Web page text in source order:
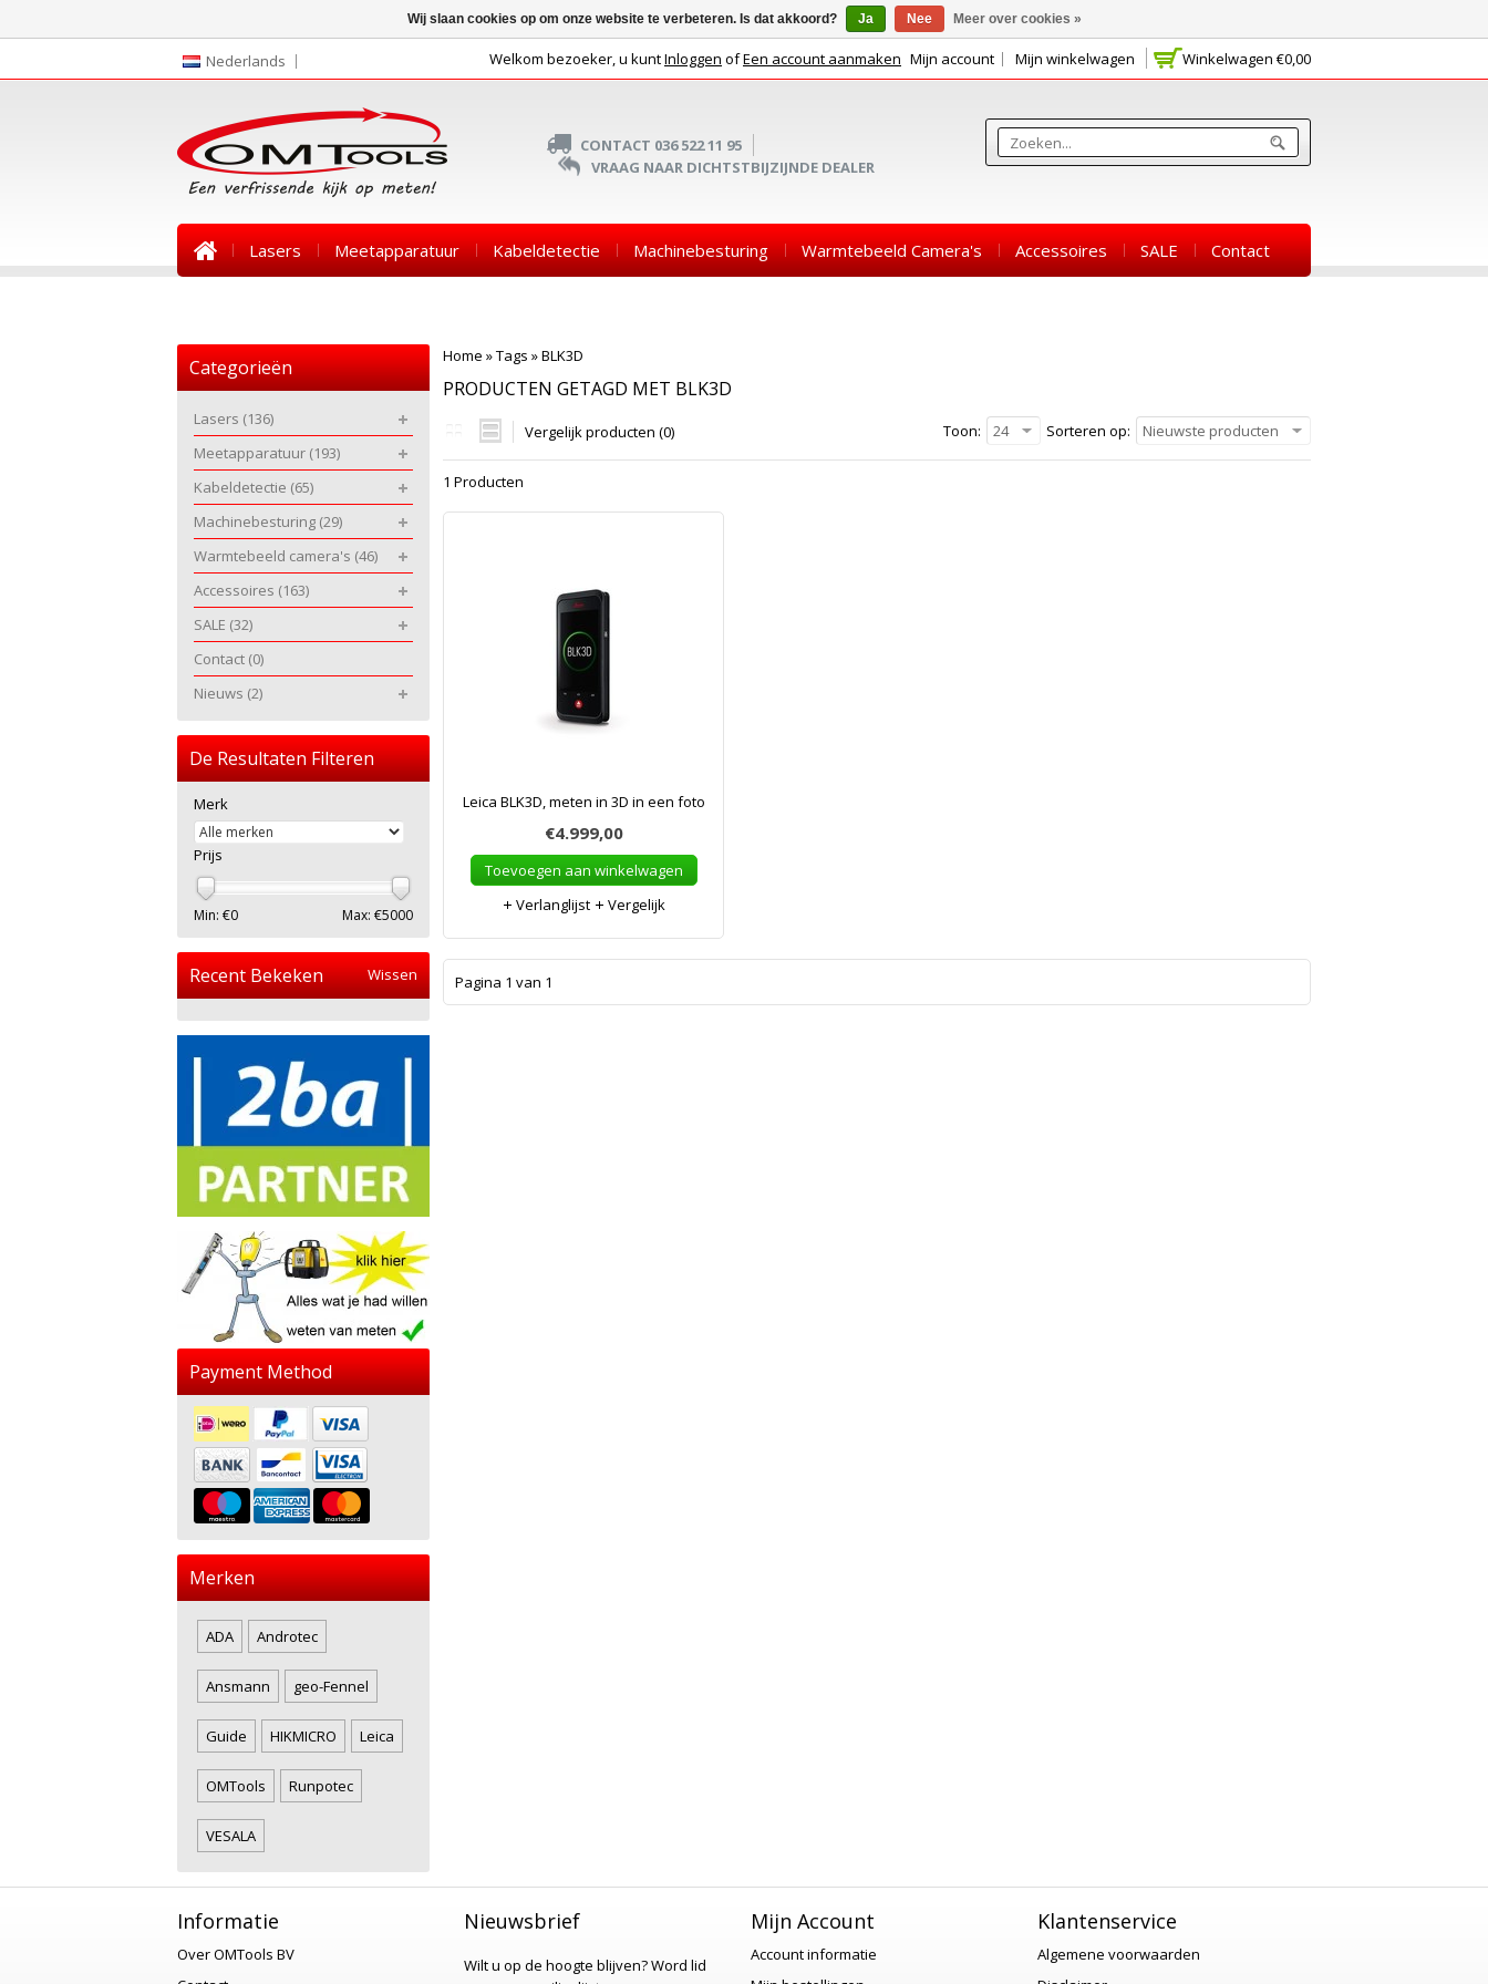
Nederlands Winkelwagen €0,00
Welkom bezoeker, u kuntInloggen ofEen account aanmaken Mijn account Mijn winkelwagen
CONTACT 036 522 11 95
VRAAG NAAR DICHTSTBIJZIJNDE DEALER
Lasers Meetapparatuur Kabeldetectie Machinebesturing Warmtebeeld Camera's Accessoires SALE Contact
Home »Tags »BLK3D
PRODUCTEN GETAGD MET BLK3D
Vergelijk producten (0) Sorteren op: Nieuwste producten
Toon: 24
1 Producten
Leica BLK3D, meten in 3D in een foto
€4.999,00
Toevoegen aan winkelwagen
Verlanglijst
Vergelijk
Pagina 1 van 1
Categorieën
Lasers (136)
Meetapparatuur (193)
Kabeldetectie (65)
Machinebesturing (29)
Warmtebeeld camera's (46)
Accessoires (163)
SALE (32)
Contact (0)
Nieuws (2)
De Resultaten Filteren
Merk
Prijs
Min: €0 Max: €5000
Recent Bekeken Wissen
Payment Method
Merken
ADA Androtec
Ansmann geo-Fennel
Guide HIKMICRO Leica
OMTools Runpotec
VESALA
Informatie
Over OMTools BV
Nieuwsbrief
Wilt u op de hoogte blijven?Word lid
Mijn Account
Account informatie
Klantenservice
Algemene voorwaarden
Wij slaan cookies op om onze website te verbeteren. Is dat akkoord? Ja Nee Meer over cookies »